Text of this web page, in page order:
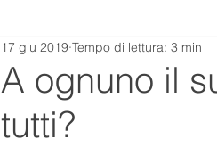
SALUTE E BENESSERE
A ognuno il
tutti?
17 giu 2019 Tempo di lettura: 3 min